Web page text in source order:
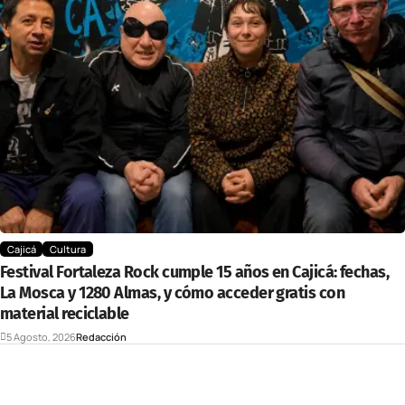
Cajicá Cultura
Festival Fortaleza Rock cumple 15 años en Cajicá: fechas,
La Mosca y 1280 Almas, y cómo acceder gratis con
material reciclable
5 Agosto, 2026Redacción